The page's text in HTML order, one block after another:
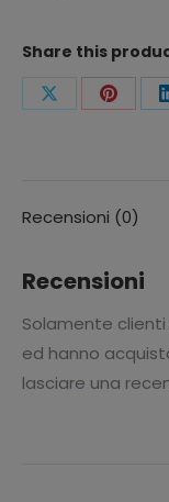
Share this
Condividi
Recensioni (0)
Recensioni
Solamente
ed hanno
lasciare una